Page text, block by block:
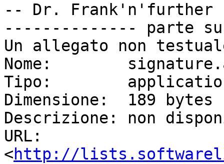
-- Dr. Frank'n'further
-------------- parte
Un allegato non
Nome:
Tipo:
Dimensione:  189 bytes
Descrizione: non
URL:
<http://